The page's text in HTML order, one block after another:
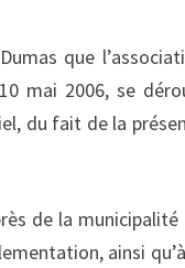
que
mai 2006, se
du fait de la
de la municipalité
ainsi